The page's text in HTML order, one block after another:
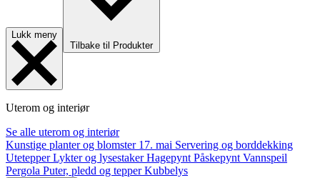
Lukk meny
Tilbake til Produkter
Uterom og interiør
Se alle uterom og interiør
Kunstige planter og blomster 17. mai Servering og borddekking
UtetepperLykter og lysestakerHagepynt Påskepynt Vannspeil
Pergola Puter, pledd og tepperKubbelys